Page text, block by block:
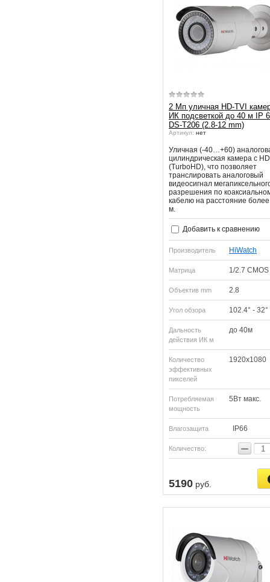
2 Мп уличная HD-TVI
ИК подсветкой до 40 м IP
DS-T206 (2.8-12 mm)
Артикул: нет
Уличная (-40…+60)
цилиндрическая камера с
(TurboHD), что позволяет
транслировать аналоговый
видеосигнал
разрешения по
кабелю на расстояние
м.
Добавить к сравнению
Производитель HiWatch
Матрица 1/2.7 CMOS
Объектив mm 2.8
Угол обзора 102.4° - 32°
Дальность
действия ИК м
до 40м
Количество
эффективных
пикселей
1920х1080
Потребляемая
мощность
5Вт макс.
Влагозащита IP66
Количество: −
5190 руб.